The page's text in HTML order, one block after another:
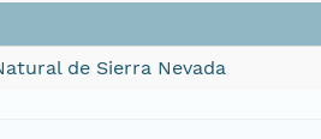
de Sierra Nevada